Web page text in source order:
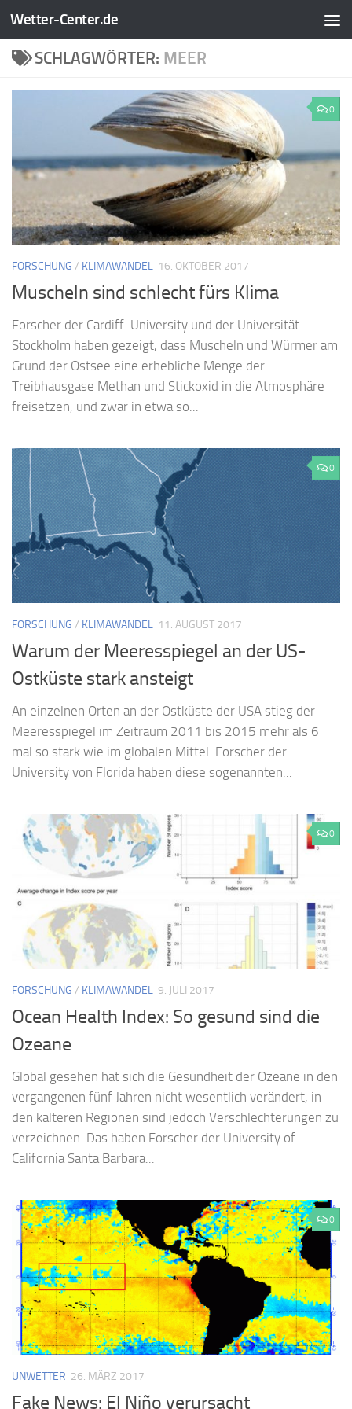
Zum Inhalt springen
Wetter-Center.de
SCHLAGWÖRTER: MEER
0
FORSCHUNG / KLIMAWANDEL 16. OKTOBER 2017
Muscheln sind schlecht fürs Klima
Forscher der Cardiff-University und der Universität
Stockholm haben gezeigt, dass Muscheln und Würmer am
Grund der Ostsee eine erhebliche Menge der
Treibhausgase Methan und Stickoxid in die Atmosphäre
freisetzen, und zwar in etwa so...
0
FORSCHUNG / KLIMAWANDEL 11. AUGUST 2017
Warum der Meeresspiegel an der US-
Ostküste stark ansteigt
An einzelnen Orten an der Ostküste der USA stieg der
Meeresspiegel im Zeitraum 2011 bis 2015 mehr als 6
mal so stark wie im globalen Mittel. Forscher der
University von Florida haben diese sogenannten...
0
FORSCHUNG / KLIMAWANDEL 9. JULI 2017
Ocean Health Index: So gesund sind die
Ozeane
Global gesehen hat sich die Gesundheit der Ozeane in den
vergangenen fünf Jahren nicht wesentlich verändert, in
den kälteren Regionen sind jedoch Verschlechterungen zu
verzeichnen. Das haben Forscher der University of
California Santa Barbara...
0
UNWETTER 26. MÄRZ 2017
Fake News: El Niño verursacht